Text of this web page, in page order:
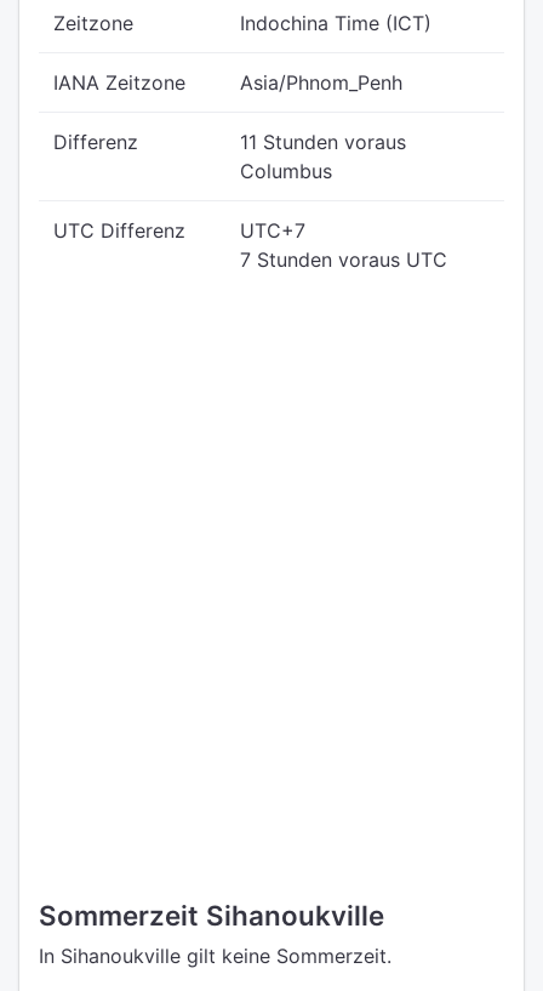
Zeitzone Indochina Time (ICT)
IANA Zeitzone Asia/Phnom_Penh
Differenz
11 Stunden voraus
Columbus
UTC Differenz
UTC+7
7 Stunden voraus UTC
Sommerzeit Sihanoukville
In Sihanoukville gilt keine Sommerzeit.